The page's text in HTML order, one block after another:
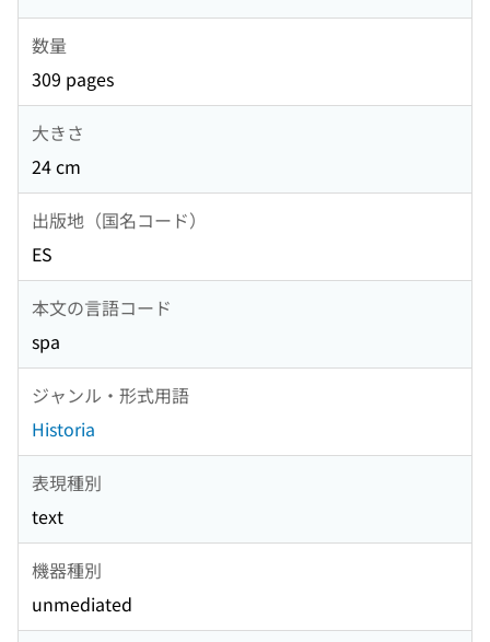
数量
309 pages
大きさ
24 cm
出版地（国名コード）
ES
本文の言語コード
spa
ジャンル・形式用語
Historia
表現種別
text
機器種別
unmediated